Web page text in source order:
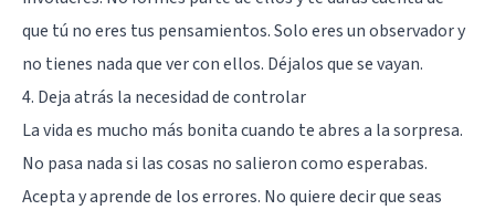
que tú no eres tus pensamientos. Solo eres un observador y
no tienes nada que ver con ellos. Déjalos que se vayan.
4. Deja atrás la necesidad de controlar
La vida es mucho más bonita cuando te abres a la sorpresa.
No pasa nada si las cosas no salieron como esperabas.
Acepta y aprende de los errores. No quiere decir que seas